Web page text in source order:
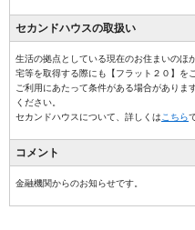
セカンドハウスの取扱い
生活の拠点としている現在のお住まいのほ
宅等を取得する際にも【フラット２０】を
ご利用にあたって条件がある場合がありま
ください。
セカンドハウスについて、詳しくは こちら
コメント
金融機関からのお知らせです。